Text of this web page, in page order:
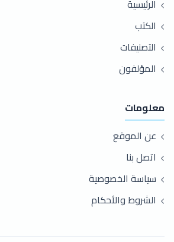
الرئيسية
الكتب
التصنيفات
المؤلفون
معلومات
عن الموقع
اتصل بنا
سياسة الخصوصية
الشروط والأحكام